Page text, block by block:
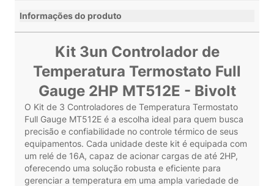
Informações do produto
Kit 3un Controlador de
Temperatura Termostato Full
Gauge 2HP MT512E - Bivolt
O Kit de 3 Controladores de Temperatura Termostato
Full Gauge MT512E é a escolha ideal para quem busca
precisão e confiabilidade no controle térmico de seus
equipamentos. Cada unidade deste kit é equipada com
um relé de 16A, capaz de acionar cargas de até 2HP,
oferecendo uma solução robusta e eficiente para
gerenciar a temperatura em uma ampla variedade de